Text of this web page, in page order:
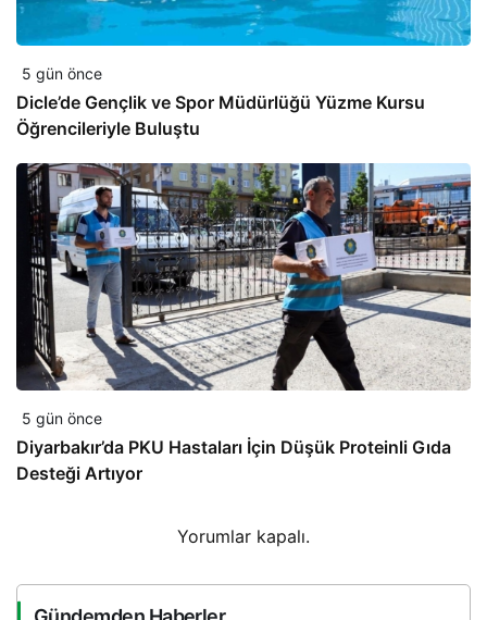
5 gün önce
Dicle’de Gençlik ve Spor Müdürlüğü Yüzme Kursu
Öğrencileriyle Buluştu
5 gün önce
Diyarbakır’da PKU Hastaları İçin Düşük Proteinli Gıda
Desteği Artıyor
Yorumlar kapalı.